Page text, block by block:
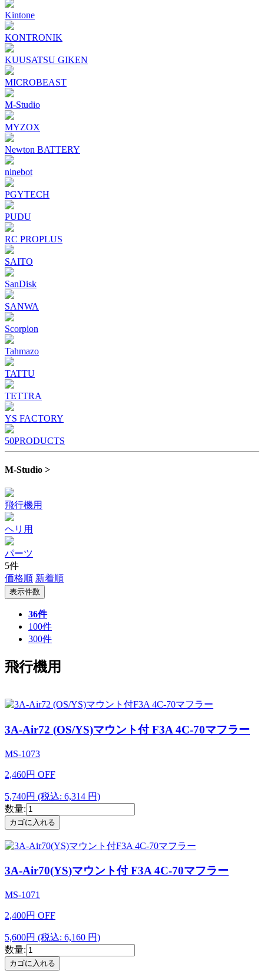
Kintone
KONTRONIK
KUUSATSU GIKEN
MICROBEAST
M-Studio
MYZOX
Newton BATTERY
ninebot
PGYTECH
PUDU
RC PROPLUS
SAITO
SanDisk
SANWA
Scorpion
Tahmazo
TATTU
TETTRA
YS FACTORY
50PRODUCTS
M-Studio >
飛行機用
ヘリ用
パーツ
5件
価格順 新着順
表示件数
36件
100件
300件
飛行機用
3A-Air72 (OS/YS)マウント付 F3A 4C-70マフラー
MS-1073
2,460円 OFF
5,740円 (税込: 6,314 円)
数量:
3A-Air70(YS)マウント付 F3A 4C-70マフラー
MS-1071
2,400円 OFF
5,600円 (税込: 6,160 円)
数量: